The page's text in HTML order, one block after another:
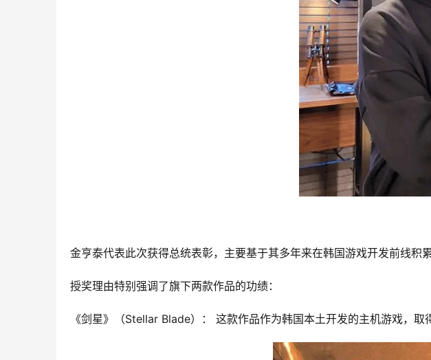
金亨泰代表此次获得总统表彰，主要基于其多年来在韩国游戏开发前线
授奖理由特别强调了旗下两款作品的功绩：
《剑星》（Stellar Blade）： 这款作品作为韩国本土开发的主机游戏，